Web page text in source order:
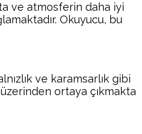
ve atmosferin daha iyi
Okuyucu, bu
ve karamsarlık gibi
ortaya çıkmakta